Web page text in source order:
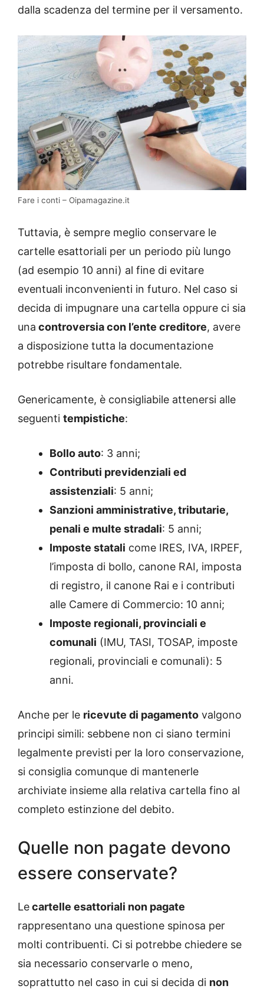
dalla scadenza del termine per il versamento.
Fare i conti – Oipamagazine.it
Tuttavia, è sempre meglio conservare le
cartelle esattoriali per un periodo più lungo
(ad esempio 10 anni) al fine di evitare
eventuali inconvenienti in futuro. Nel caso si
decida di impugnare una cartella oppure ci sia
una controversia con l’ente creditore, avere
a disposizione tutta la documentazione
potrebbe risultare fondamentale.
Genericamente, è consigliabile attenersi alle
seguenti tempistiche:
Bollo auto: 3 anni;
Contributi previdenziali ed
assistenziali: 5 anni;
Sanzioni amministrative, tributarie,
penali e multe stradali: 5 anni;
Imposte statali come IRES, IVA, IRPEF,
l’imposta di bollo, canone RAI, imposta
di registro, il canone Rai e i contributi
alle Camere di Commercio: 10 anni;
Imposte regionali, provinciali e
comunali (IMU, TASI, TOSAP, imposte
regionali, provinciali e comunali): 5
anni.
Anche per le ricevute di pagamento valgono
principi simili: sebbene non ci siano termini
legalmente previsti per la loro conservazione,
si consiglia comunque di mantenerle
archiviate insieme alla relativa cartella fino al
completo estinzione del debito.
Quelle non pagate devono
essere conservate?
Lecartelle esattoriali non pagate
rappresentano una questione spinosa per
molti contribuenti. Ci si potrebbe chiedere se
sia necessario conservarle o meno,
soprattutto nel caso in cui si decida di non